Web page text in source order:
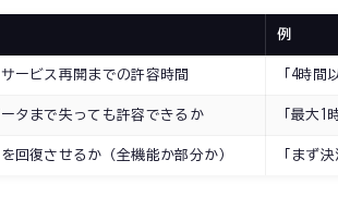
例
ービス再開までの許容時間 「4時間
タまで失っても許容できるか 「最大1
回復させるか（全機能か部分か） 「まず